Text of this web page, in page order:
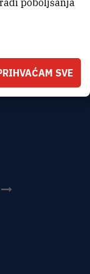
poboljšanja
SVE